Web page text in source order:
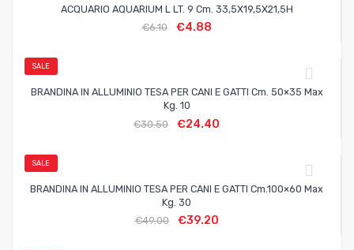
ACQUARIO AQUARIUM L LT. 9 Cm. 33,5X19,5X21,5H
€6.10 €4.88
SALE
BRANDINA IN ALLUMINIO TESA PER CANI E GATTI Cm. 50×35 Max
Kg. 10
€30.50 €24.40
SALE
BRANDINA IN ALLUMINIO TESA PER CANI E GATTI Cm.100×60 Max
Kg. 30
€49.00 €39.20